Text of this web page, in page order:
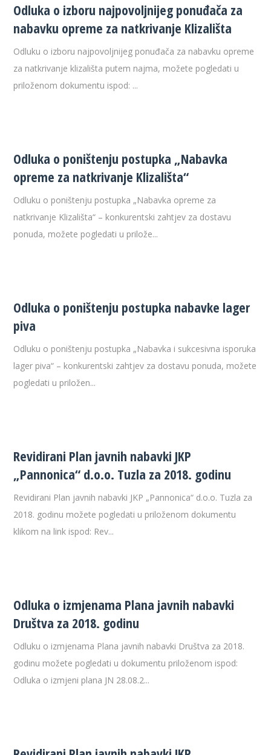
Odluka o izboru najpovoljnijeg ponuđača za
nabavku opreme za natkrivanje Klizališta
Odluku o izboru najpovoljnijeg ponuđača za nabavku opreme
za natkrivanje klizališta putem najma, možete pogledati u
priloženom dokumentu ispod: ...
Odluka o poništenju postupka „Nabavka
opreme za natkrivanje Klizališta“
Odluku o poništenju postupka „Nabavka opreme za
natkrivanje Klizališta“ – konkurentski zahtjev za dostavu
ponuda, možete pogledati u prilože...
Odluka o poništenju postupka nabavke lager
piva
Odluku o poništenju postupka „Nabavka i sukcesivna isporuka
lager piva“ – konkurentski zahtjev za dostavu ponuda, možete
pogledati u priložen...
Revidirani Plan javnih nabavki JKP
„Pannonica“ d.o.o. Tuzla za 2018. godinu
Revidirani Plan javnih nabavki JKP „Pannonica“ d.o.o. Tuzla za
2018. godinu možete pogledati u priloženom dokumentu
klikom na link ispod: Rev...
Odluka o izmjenama Plana javnih nabavki
Društva za 2018. godinu
Odluku o izmjenama Plana javnih nabavki Društva za 2018.
godinu možete pogledati u dokumentu priloženom ispod:
Odluka o izmjeni plana JN 28.08.2...